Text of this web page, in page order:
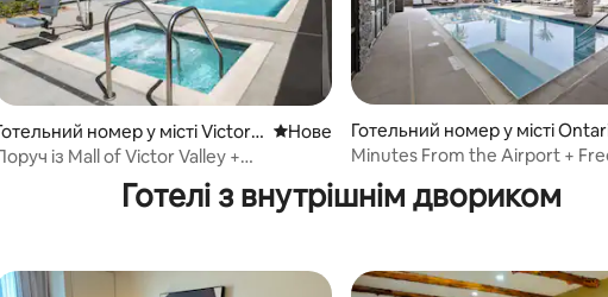
для розміщенняномер у місті Victorvi Нове місце для розміщення
Нове
із Mall of Victor Valley +
безкоштовний сніданок і басейн
Готельний номер у місті
Minutes From the Airport +
Breakfast & Pool
Готелі з внутрішнім двориком